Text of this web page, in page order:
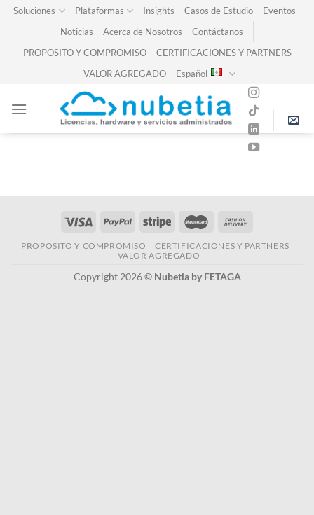
SkipSoluciones Plataformas Insights Casos de Estudio
Eventos
Noticias
Acerca de Nosotros
Contáctanos
PROPOSITO Y COMPROMISO
CERTIFICACIONES Y PARTNERS
VALOR AGREGADO
Español
PROPOSITO Y COMPROMISO
CERTIFICACIONES Y PARTNERS
VALOR AGREGADO
Copyright 2026 © Nubetia by FETAGA